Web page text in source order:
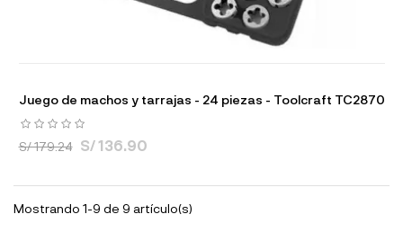
Juego de machos y tarrajas - 24 piezas - Toolcraft TC2870
S/ 179.24 S/ 136.90
Mostrando 1-9 de 9 artículo(s)